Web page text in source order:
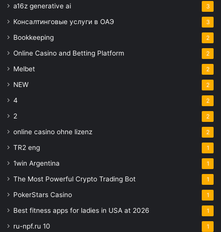
a16z generative ai 3
Консалтинговые услуги в ОАЭ 3
Bookkeeping 2
Online Casino and Betting Platform 2
Melbet 2
NEW 2
4 2
2 2
online casino ohne lizenz 2
TR2 eng 1
1win Argentina 1
The Most Powerful Crypto Trading Bot 1
PokerStars Casino 1
Best fitness apps for ladies in USA at 2026 1
ru-npf.ru 10 1